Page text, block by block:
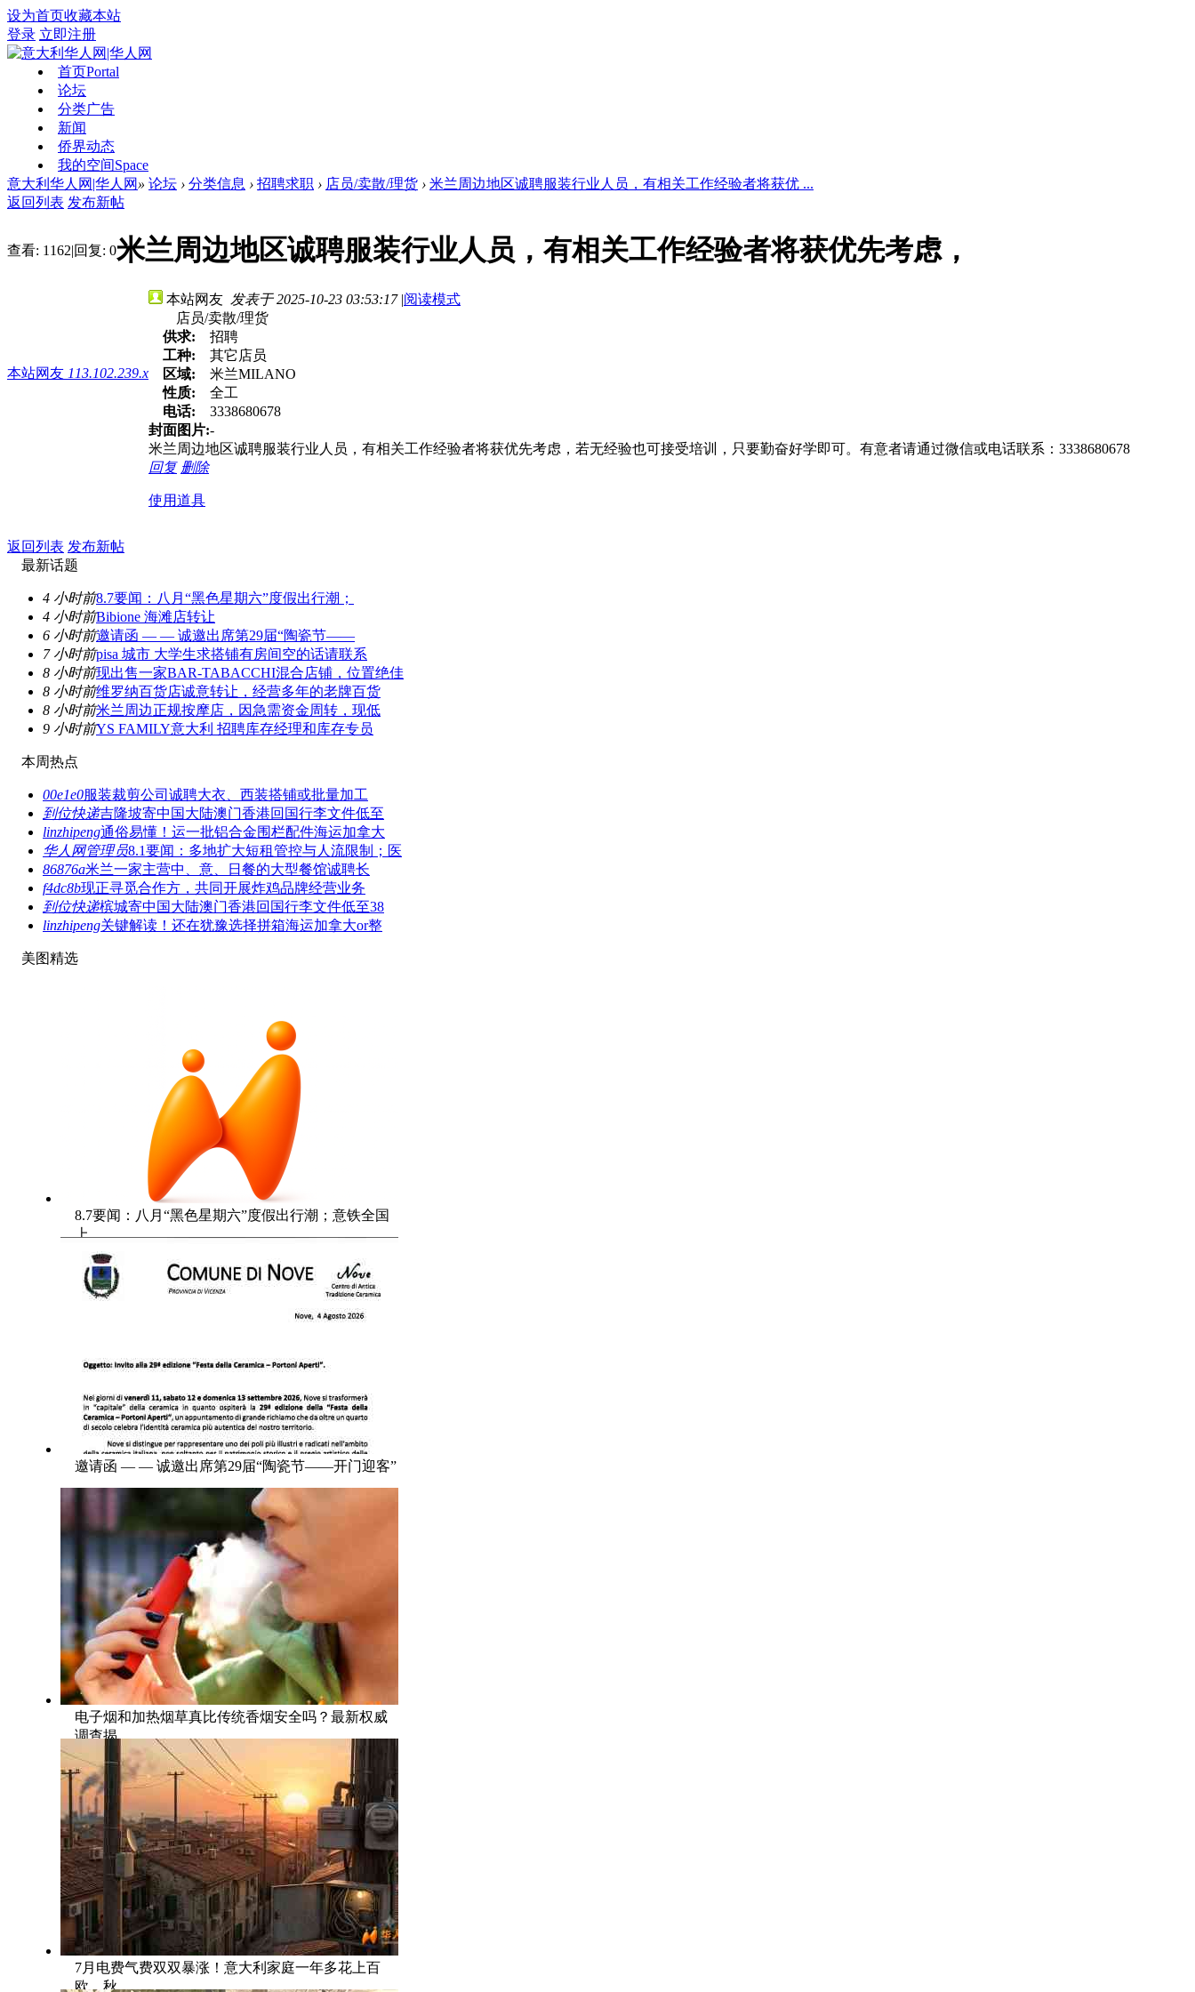
设为首页收藏本站
登录 立即注册
首页Portal
论坛
分类广告
新闻
侨界动态
我的空间Space
意大利华人网|华人网 » 论坛 › 分类信息 › 招聘求职 › 店员/卖散/理货 › 米兰周边地区诚聘服装行业人员，有相关工作经验者将获优 ...
返回列表 发布新帖
查看: 1162|回复: 0米兰周边地区诚聘服装行业人员，有相关工作经验者将获优先考虑，
本站网友 113.102.239.x
本站网友 发表于 2025-10-23 03:53:17 |阅读模式
店员/卖散/理货
供求:
招聘
工种:
其它店员
区域:
米兰MILANO
性质:
全工
电话:
3338680678
封面图片:-
米兰周边地区诚聘服装行业人员，有相关工作经验者将获优先考虑，若无经验也可接受培训，只要勤奋好学即可。有意者请通过微信或电话联系：3338680678
回复 删除
使用道具
返回列表 发布新帖
最新话题
4 小时前8.7要闻：八月“黑色星期六”度假出行潮；
4 小时前Bibione 海滩店转让
6 小时前邀请函 — — 诚邀出席第29届“陶瓷节——
7 小时前pisa 城市 大学生求搭铺有房间空的话请联系
8 小时前现出售一家BAR-TABACCHI混合店铺，位置绝佳
8 小时前维罗纳百货店诚意转让，经营多年的老牌百货
8 小时前米兰周边正规按摩店，因急需资金周转，现低
9 小时前YS FAMILY意大利 招聘库存经理和库存专员
本周热点
00e1e0服装裁剪公司诚聘大衣、西装搭铺或批量加工
到位快递吉隆坡寄中国大陆澳门香港回国行李文件低至
linzhipeng通俗易懂！运一批铝合金围栏配件海运加拿大
华人网管理员8.1要闻：多地扩大短租管控与人流限制；医
86876a米兰一家主营中、意、日餐的大型餐馆诚聘长
f4dc8b现正寻觅合作方，共同开展炸鸡品牌经营业务
到位快递槟城寄中国大陆澳门香港回国行李文件低至38
linzhipeng关键解读！还在犹豫选择拼箱海运加拿大or整
美图精选
8.7要闻：八月“黑色星期六”度假出行潮；意铁全国
上
邀请函 — — 诚邀出席第29届“陶瓷节——开门迎客”
电子烟和加热烟草真比传统香烟安全吗？最新权威
调查揭
7月电费气费双双暴涨！意大利家庭一年多花上百
欧，秋